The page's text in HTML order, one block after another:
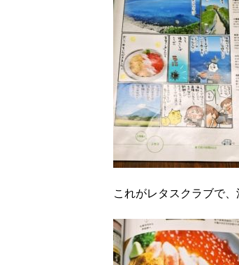
これがレタスクラブで